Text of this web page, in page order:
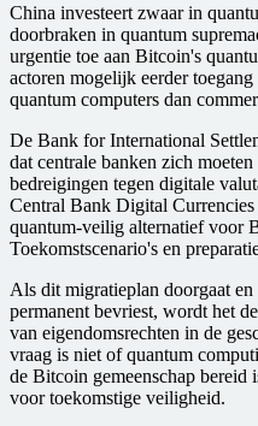
China investeert zwaar in
doorbraken in quantum
urgentie toe aan Bitcoin's
actoren mogelijk eerder
quantum computers dan
De Bank for International
dat centrale banken zich
bedreigingen tegen digitale
Central Bank Digital
quantum-veilig alternatief voor
Toekomstscenario's en
Als dit migratieplan doorgaat
permanent bevriest, wordt het
van eigendomsrechten in de
vraag is niet of quantum
de Bitcoin gemeenschap bereid
voor toekomstige veiligheid.